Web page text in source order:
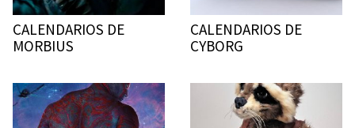
CALENDARIOS DE
MORBIUS
CALENDARIOS DE
CYBORG